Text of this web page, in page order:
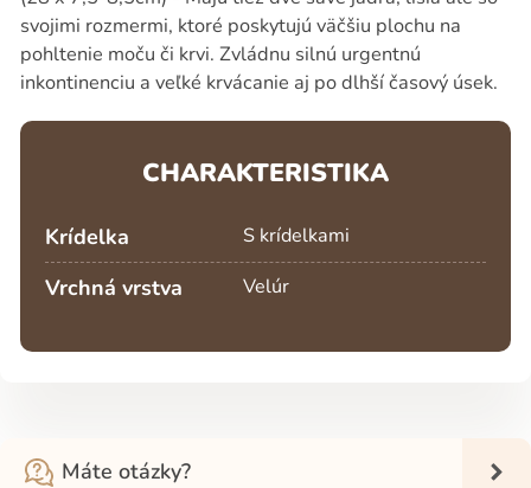
svojimi rozmermi, ktoré poskytujú väčšiu plochu na
pohltenie moču či krvi. Zvládnu silnú urgentnú
inkontinenciu a veľké krvácanie aj po dlhší časový úsek.
CHARAKTERISTIKA
Krídelka S krídelkami
Vrchná vrstva Velúr
Máte otázky?